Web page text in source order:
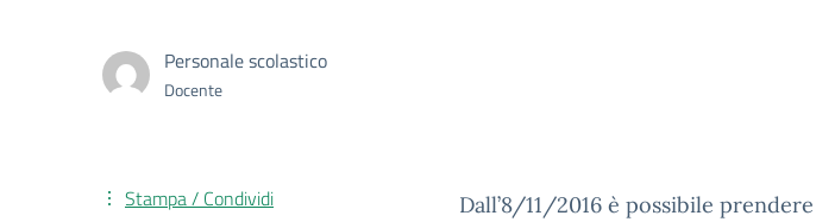
Personale scolastico
Docente
Dall’8/11/2016 è possibile
Stampa / Condividi